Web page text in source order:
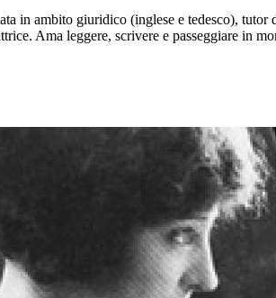
in ambito giuridico (inglese e tedesco), tutor
Ama leggere, scrivere e passeggiare in